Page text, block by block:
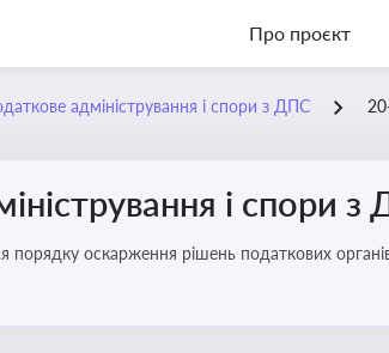
Про проєкт
адміністрування і спори з ДПС
і спори
порядку оскарження рішень податкових